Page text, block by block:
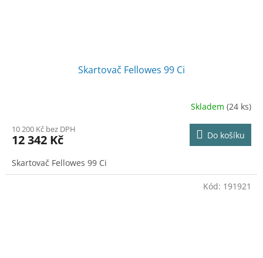
Skartovač Fellowes 99 Ci
Skladem (24 ks)
10 200 Kč bez DPH
12 342 Kč Do košíku
Skartovač Fellowes 99 Ci
Kód: 191921